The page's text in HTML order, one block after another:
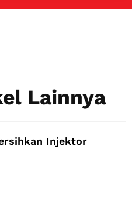
Lainnya
Injektor